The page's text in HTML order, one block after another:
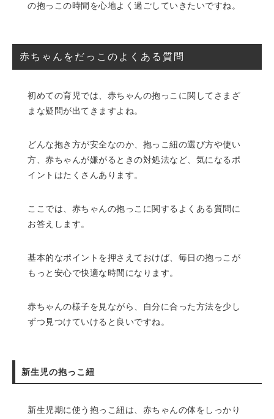
の抱っこの時間を心地よく過ごしていきたいですね。
赤ちゃんをだっこのよくある質問
初めての育児では、赤ちゃんの抱っこに関してさまざ
まな疑問が出てきますよね。
どんな抱き方が安全なのか、抱っこ紐の選び方や使い
方、赤ちゃんが嫌がるときの対処法など、気になるポ
イントはたくさんあります。
ここでは、赤ちゃんの抱っこに関するよくある質問に
お答えします。
基本的なポイントを押さえておけば、毎日の抱っこが
もっと安心で快適な時間になります。
赤ちゃんの様子を見ながら、自分に合った方法を少し
ずつ見つけていけると良いですね。
新生児の抱っこ紐
新生児期に使う抱っこ紐は、赤ちゃんの体をしっかり